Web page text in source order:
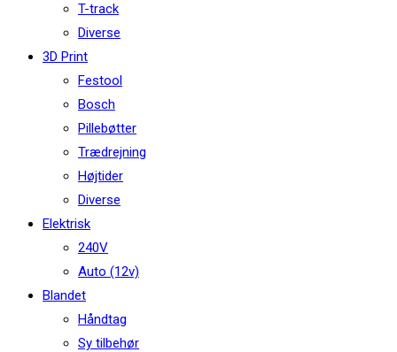
T-track
Diverse
3D Print
Festool
Bosch
Pillebøtter
Trædrejning
Højtider
Diverse
Elektrisk
240V
Auto (12v)
Blandet
Håndtag
Sy tilbehør